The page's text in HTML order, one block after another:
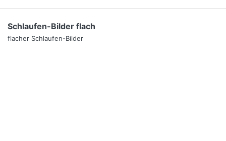
Schlaufen-Bilder flach
flacher Schlaufen-Bilder